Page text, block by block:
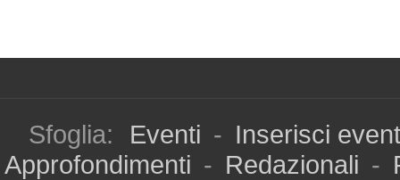
Sfoglia: Eventi - Inserisci
Approfondimenti - Redazionali -